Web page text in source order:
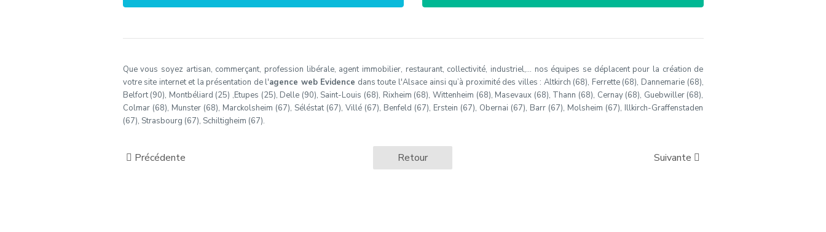
Que vous soyez artisan, commerçant, profession libérale, agent immobilier, restaurant, collectivité, industriel,… nos équipes se déplacent pour la création de
votre site internet et la présentation de l'agence web Evidence dans toute l'Alsace ainsi qu’à proximité des villes : Altkirch (68), Ferrette (68), Dannemarie (68),
Belfort (90), Montbéliard (25) ,Etupes (25), Delle (90), Saint-Louis (68), Rixheim (68), Wittenheim (68), Masevaux (68), Thann (68), Cernay (68), Guebwiller (68),
Colmar (68), Munster (68), Marckolsheim (67), Séléstat (67), Villé (67), Benfeld (67), Erstein (67), Obernai (67), Barr (67), Molsheim (67), Illkirch-Graffenstaden
(67), Strasbourg (67), Schiltigheim (67).
Précédente Retour Suivante